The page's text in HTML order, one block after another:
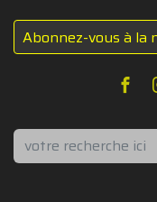
Abonnez-vous à
Rechercher